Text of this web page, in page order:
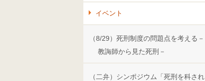
イベント
（8/29）死刑制度の問題点を考える－
教誨師から見た死刑－
（二弁）シンポジウム「死刑を科され